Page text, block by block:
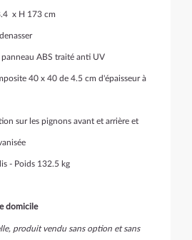
x H 173 cm
ABS traité anti UV
40 x 40 de 4.5 cm d'épaisseur à
sur les pignons avant et arrière et
- Poids 132.5 kg
domicile
produit vendu sans option et sans